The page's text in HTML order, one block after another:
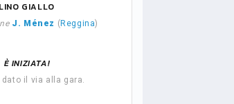
GIALLO
J. Ménez ( Reggina)
È INIZIATA!
dato il via alla gara.